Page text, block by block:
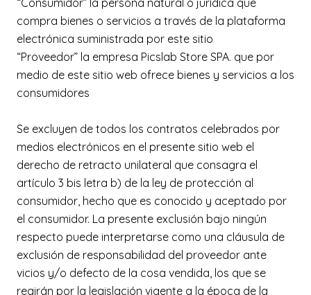
compra bienes o servicios a través de la plataforma
electrónica suministrada por este sitio
“Proveedor” la empresa Picslab Store SPA. que por
medio de este sitio web ofrece bienes y servicios a los
consumidores
Se excluyen de todos los contratos celebrados por
medios electrónicos en el presente sitio web el
derecho de retracto unilateral que consagra el
artículo 3 bis letra b) de la ley de protección al
consumidor, hecho que es conocido y aceptado por
el consumidor. La presente exclusión bajo ningún
respecto puede interpretarse como una cláusula de
exclusión de responsabilidad del proveedor ante
vicios y/o defecto de la cosa vendida, los que se
regirán por la legislación vigente a la época de la